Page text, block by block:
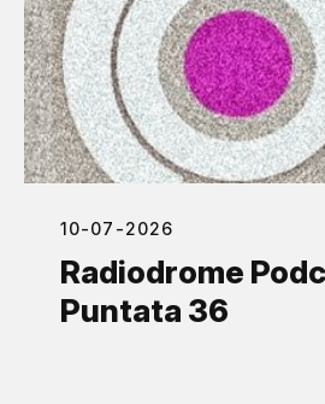
10-07-2026
Radiodrome
Puntata 36